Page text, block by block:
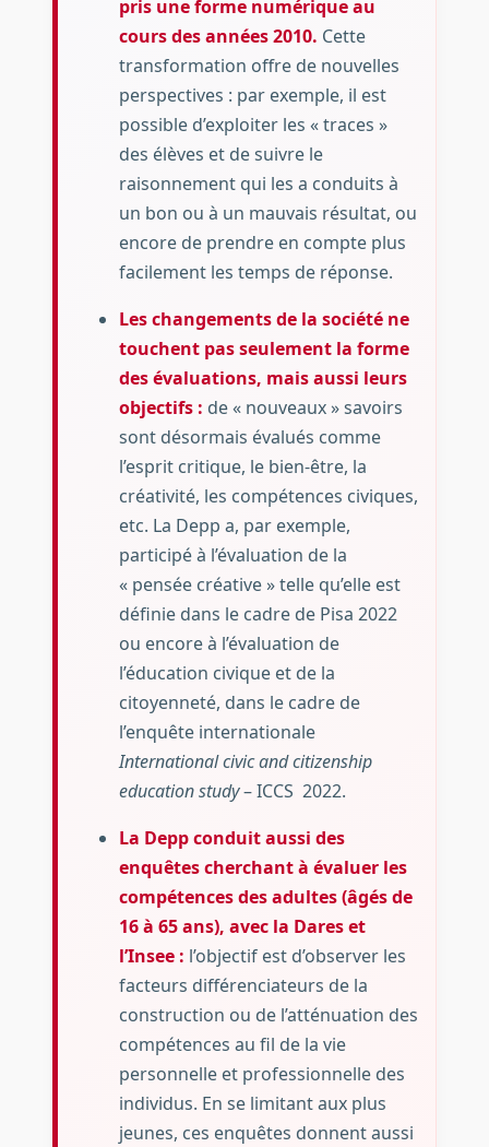
pris une forme numérique au
cours des années 2010. Cette
transformation offre de nouvelles
perspectives : par exemple, il est
possible d’exploiter les « traces »
des élèves et de suivre le
raisonnement qui les a conduits à
un bon ou à un mauvais résultat, ou
encore de prendre en compte plus
facilement les temps de réponse.
Les changements de la société ne
touchent pas seulement la forme
des évaluations, mais aussi leurs
objectifs : de « nouveaux » savoirs
sont désormais évalués comme
l’esprit critique, le bien-être, la
créativité, les compétences civiques,
etc. La Depp a, par exemple,
participé à l’évaluation de la
« pensée créative » telle qu’elle est
définie dans le cadre de Pisa 2022
ou encore à l’évaluation de
l’éducation civique et de la
citoyenneté, dans le cadre de
l’enquête internationale
International civic and citizenship
education study– ICCS 2022.
La Depp conduit aussi des
enquêtes cherchant à évaluer les
compétences des adultes (âgés de
16 à 65 ans), avec la Dares et
l’Insee : l’objectif est d’observer les
facteurs différenciateurs de la
construction ou de l’atténuation des
compétences au fil de la vie
personnelle et professionnelle des
individus. En se limitant aux plus
jeunes, ces enquêtes donnent aussi